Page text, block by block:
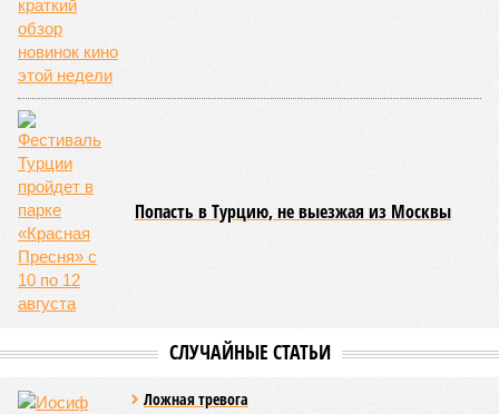
Попасть в Турцию, не выезжая из Москвы
СЛУЧАЙНЫЕ СТАТЬИ
Ложная тревога